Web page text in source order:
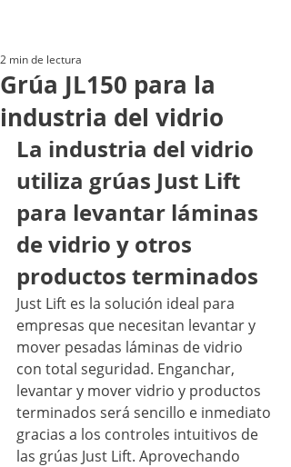
Grúa JL150 para la
industria del vidrio
2 min de lectura
La industria del vidrio
utiliza grúas Just Lift
para levantar láminas
de vidrio y otros
productos terminados
Just Lift es la solución ideal para
empresas que necesitan levantar y
mover pesadas láminas de vidrio
con total seguridad. Enganchar,
levantar y mover vidrio y productos
terminados será sencillo e inmediato
gracias a los controles intuitivos de
las grúas Just Lift. Aprovechando